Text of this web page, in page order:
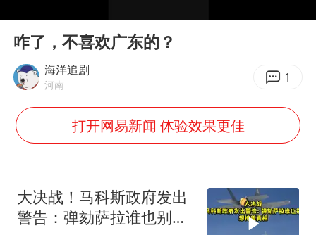
多地银行上调存款利率
面对面丨蔡磊：与渐冻症抗争 纵使不敌 也不屈服
NBA传奇教练老尼尔森去世
手机真会“偷听”我们说话吗
Play
咋了，不喜欢广东的？
海洋追剧
河南 1
打开网易新闻 体验效果更佳
大决战！马科斯政府发出
警告：弹劾萨拉谁也别想